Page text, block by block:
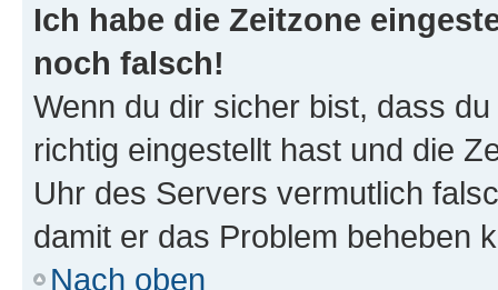
Ich habe die Zeitzone
noch falsch!
Wenn du dir sicher bist, dass
richtig eingestellt hast und die
Uhr des Servers vermutlich
damit er das Problem beheben
Nach oben